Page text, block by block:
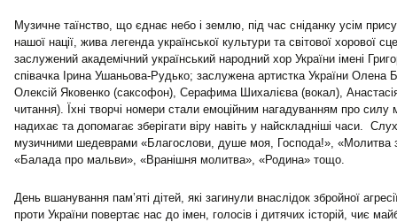
Музичне таїнство, що єднає небо і землю, під час сніданку усім
нашої нації, жива легенда української культури та світової хорової
заслужений академічний український народний хор України імені
співачка Ірина Ушаньова-Рудько; заслужена артистка України Олена
Олексій Яковенко (саксофон), Серафима Шихалієва (вокал),
читання). Їхні творчі номери стали емоційним нагадуванням про силу
надихає та допомагає зберігати віру навіть у найскладніші часи.
музичними шедеврами «Благослови, душе моя, Господа!», «Молитва
«Балада про мальви», «Вранішня молитва», «Родина» тощо.
День вшанування пам’яті дітей, які загинули внаслідок збройної
проти України повертає нас до імен, голосів і дитячих історій, чиє